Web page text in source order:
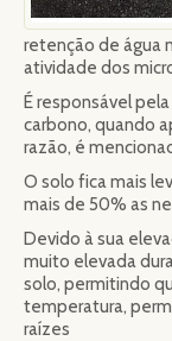
retenção de água
atividade dos
É responsável
carbono, quando
razão, é
O solo fica mais
mais de 50% as
Devido à sua
muito elevada
solo, permitindo
temperatura,
raízes